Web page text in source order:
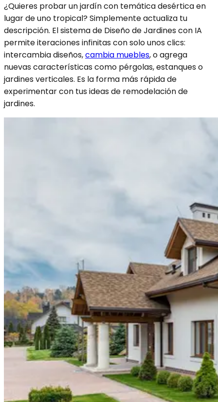
¿Quieres probar un jardín con temática desértica en
lugar de uno tropical? Simplemente actualiza tu
descripción. El sistema de Diseño de Jardines con IA
permite iteraciones infinitas con solo unos clics:
intercambia diseños,cambia muebles, o agrega
nuevas características como pérgolas, estanques o
jardines verticales. Es la forma más rápida de
experimentar con tus ideas de remodelación de
jardines.